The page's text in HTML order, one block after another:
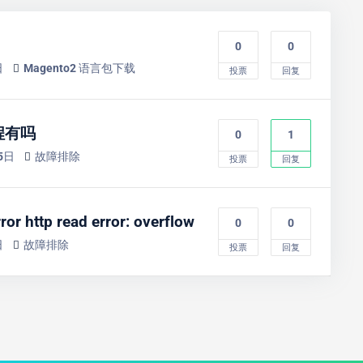
Magento2 语言包下载
0
投票
0
回复
有吗
故障排除
0
投票
1
回复
http read error: overflow
故障排除
0
投票
0
回复